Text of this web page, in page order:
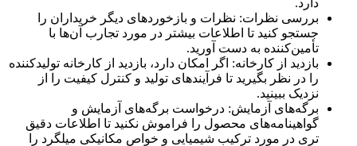
دارد.
بررسی نظرات: نظرات و بازخوردهای دیگر خریداران را
جستجو کنید تا اطلاعات بیشتر در مورد تجارب آن‌ها با
تأمین‌کننده به دست آورید.
بازدید از کارخانه: اگر امکان دارد، بازدید از کارخانه تولیدکننده
را در نظر بگیرید تا فرآیندهای تولید و کنترل کیفیت را از
نزدیک ببینید.
برگه‌های آزمایش: درخواست برگه‌های آزمایش و
گواهینامه‌های محصول را فراموش نکنید تا اطلاعات دقیق
تری در مورد ترکیب شیمیایی و خواص مکانیکی میلگرد را